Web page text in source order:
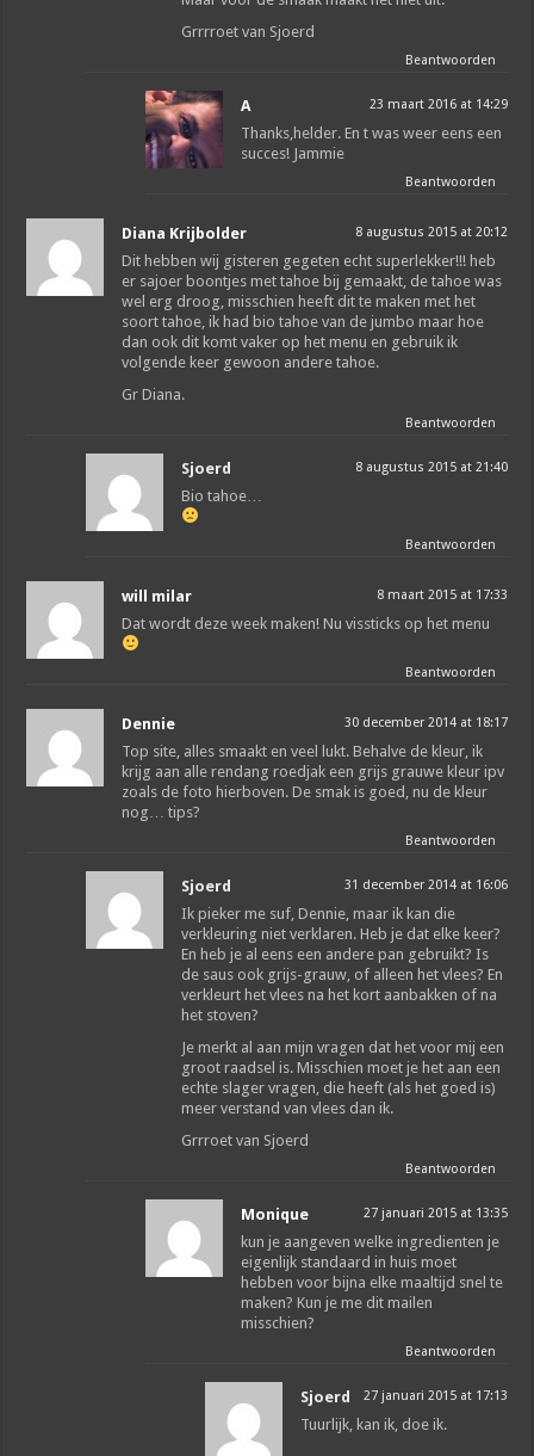
Grrrroet van Sjoerd
Beantwoorden
A 23 maart 2016 at 14:29
Thanks,helder. En t was weer eens een
succes! Jammie
Beantwoorden
Diana Krijbolder 8 augustus 2015 at 20:12
Dit hebben wij gisteren gegeten echt superlekker!!! heb
er sajoer boontjes met tahoe bij gemaakt, de tahoe was
wel erg droog, misschien heeft dit te maken met het
soort tahoe, ik had bio tahoe van de jumbo maar hoe
dan ook dit komt vaker op het menu en gebruik ik
volgende keer gewoon andere tahoe.
Gr Diana.
Beantwoorden
Sjoerd 8 augustus 2015 at 21:40
Bio tahoe…
Beantwoorden
will milar 8 maart 2015 at 17:33
Dat wordt deze week maken! Nu vissticks op het menu
Beantwoorden
Dennie 30 december 2014 at 18:17
Top site, alles smaakt en veel lukt. Behalve de kleur, ik
krijg aan alle rendang roedjak een grijs grauwe kleur ipv
zoals de foto hierboven. De smak is goed, nu de kleur
nog… tips?
Beantwoorden
Sjoerd 31 december 2014 at 16:06
Ik pieker me suf, Dennie, maar ik kan die
verkleuring niet verklaren. Heb je dat elke keer?
En heb je al eens een andere pan gebruikt? Is
de saus ook grijs-grauw, of alleen het vlees? En
verkleurt het vlees na het kort aanbakken of na
het stoven?
Je merkt al aan mijn vragen dat het voor mij een
groot raadsel is. Misschien moet je het aan een
echte slager vragen, die heeft (als het goed is)
meer verstand van vlees dan ik.
Grrroet van Sjoerd
Beantwoorden
Monique 27 januari 2015 at 13:35
kun je aangeven welke ingredienten je
eigenlijk standaard in huis moet
hebben voor bijna elke maaltijd snel te
maken? Kun je me dit mailen
misschien?
Beantwoorden
Sjoerd 27 januari 2015 at 17:13
Tuurlijk, kan ik, doe ik.